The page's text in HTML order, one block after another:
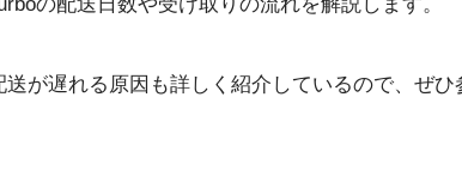
が遅れる原因も詳しく紹介しているので、ぜひ